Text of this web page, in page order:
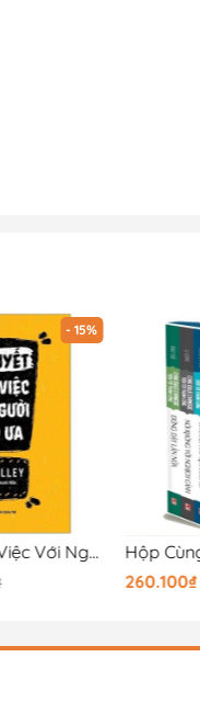
- 15%
Bí Quyết Làm Việc Với Người Khó Ưa
260.100₫